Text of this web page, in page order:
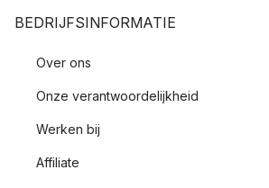
BEDRIJFSINFORMATIE
Over ons
Onze verantwoordelijkheid
Werken bij
Affiliate